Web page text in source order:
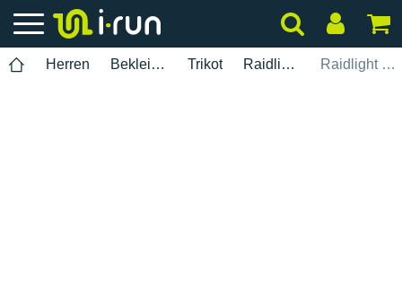
Herren Bekleidung Trikot Raidlight Raidlight Performer XP Herren